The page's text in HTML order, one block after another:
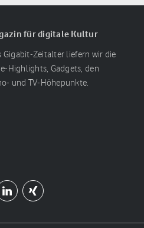
für digitale Kultur
Gigabit-Zeitalter liefern wir die
Highlights, Gadgets, den
und TV-Höhepunkte.